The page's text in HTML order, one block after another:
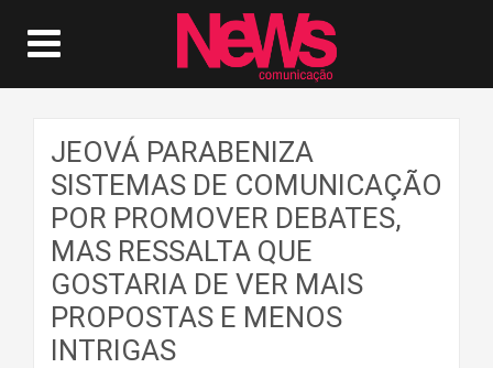
JEOVÁ PARABENIZA
SISTEMAS DE COMUNICAÇÃO
POR PROMOVER DEBATES,
MAS RESSALTA QUE
GOSTARIA DE VER MAIS
PROPOSTAS E MENOS
INTRIGAS